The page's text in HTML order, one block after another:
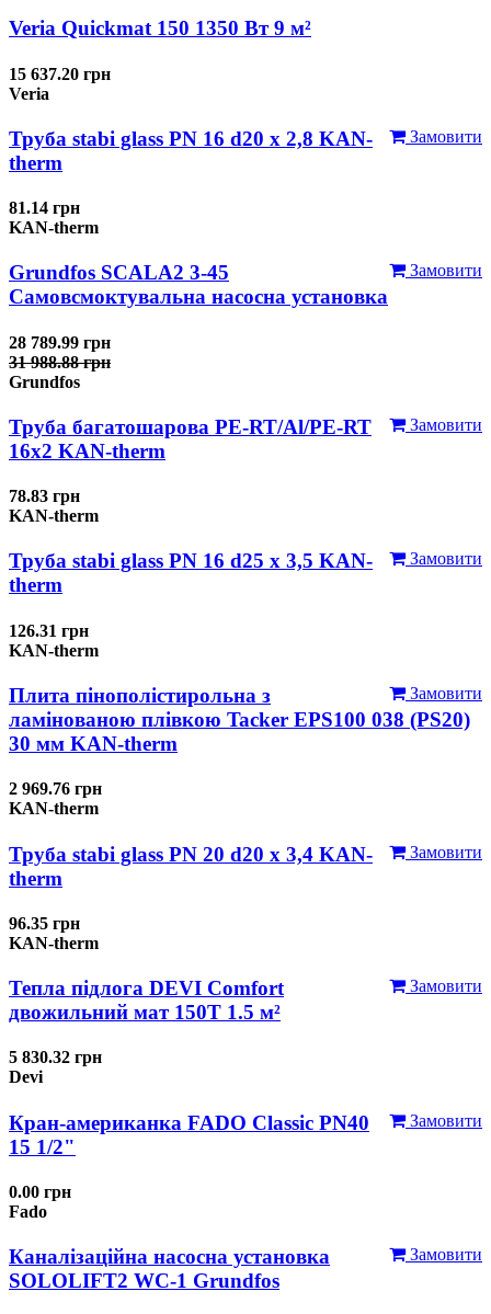
Veria Quickmat 150 1350 Вт 9 м²
15 637.20 грн
Veria
Замовити
Труба stabi glass PN 16 d20 х 2,8 KAN-
therm
81.14 грн
KAN-therm
Замовити
Grundfos SCALA2 3-45
Самовсмоктувальна насосна установка
28 789.99 грн
31 988.88 грн
Grundfos
Замовити
Труба багатошарова PE-RT/Al/PE-RT
16x2 KAN-therm
78.83 грн
KAN-therm
Замовити
Труба stabi glass PN 16 d25 х 3,5 KAN-
therm
126.31 грн
KAN-therm
Замовити
Плита пінополістирольна з
ламінованою плівкою Tacker EPS100 038 (PS20)
30 мм KAN-therm
2 969.76 грн
KAN-therm
Замовити
Труба stabi glass PN 20 d20 х 3,4 KAN-
therm
96.35 грн
KAN-therm
Замовити
Тепла підлога DEVI Comfort
двожильний мат 150T 1.5 м²
5 830.32 грн
Devi
Замовити
Кран-американка FADO Classic PN40
15 1/2"
0.00 грн
Fado
Замовити
Каналізаційна насосна установка
SOLOLIFT2 WC-1 Grundfos